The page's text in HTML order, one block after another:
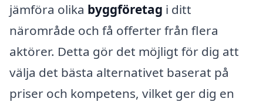
jämföra olika byggföretag i ditt
närområde och få offerter från flera
aktörer. Detta gör det möjligt för dig att
välja det bästa alternativet baserat på
priser och kompetens, vilket ger dig en